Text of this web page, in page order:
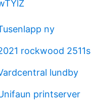
ny
rockwood 2511s
lundby
printserver